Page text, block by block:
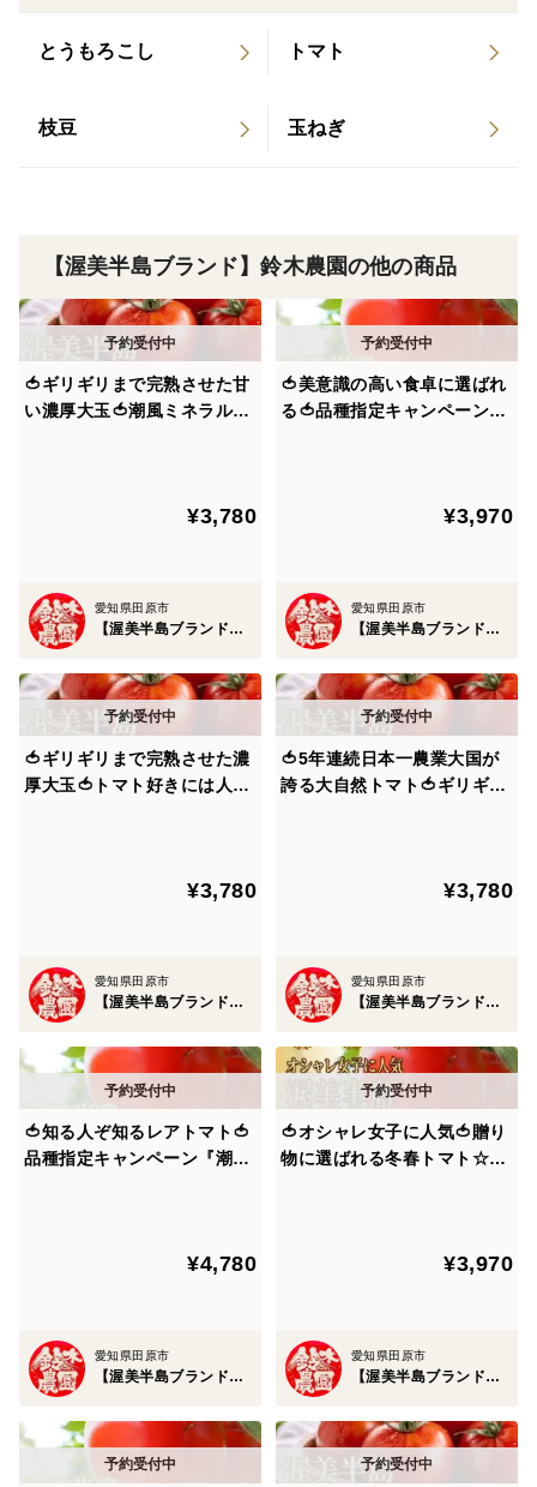
享受～
温暖な気候であり、日照時間・快晴日数は全国トップク
し、ミネラルをふんだんに含んだ海からの潮風の恩恵を
受けた作物は素材本来の濃厚な味わいを誇り、一度食べ
たらもう戻れないやみつき必至の食を堪能できます。
🍅渥美半島ブランドのヒミツ②🍅～収穫できるところか
一般的ですが、この渥美半島ブランドはそこから更にギ
なので、渥美半島ブランドからみれば、一般市場に出回
収穫タイミングが来ても、そこから更にもうひと押し、
ふた押し成熟させていくので、渥美半島ブランドが誇る
食べたら忘れられない体験をもたらしてくれます。
🍅渥美半島ブランドのヒミツ③🍅～【海外セレブ御用
達】食のエリートミシュランシェフも絶賛した渥美半島
ブランド～
【高糖度を実現する太陽の恵み】×【ミネラル豊富な潮
させ続けている食のエリートであるミシュランシェフが
「そもそもの素材の良さが段違い。何も手を加える必要
がない」と虜になるくらいの評価をしてくれています。
とうもろこし トマト
枝豆 玉ねぎ
【渥美半島ブランド】鈴木農園の他の商品
🍅ギリギリまで完熟させた甘
い濃厚大玉🍅潮風ミネラルト
¥3,780
愛知県田原市
【渥美半島ブランド】鈴木農園
🍅美意識の高い食卓に選ばれ
る🍅品種指定キャンペーン
れ】【12月下旬予約】¥3,970
愛知県田原市
【渥美半島ブランド】鈴木農園
🍅ギリギリまで完熟させた濃
厚大玉🍅トマト好きには人生
美半島ブランド』【朝どれ】
¥3,780
愛知県田原市
【渥美半島ブランド】鈴木農園
🍅5年連続日本一農業大国が
誇る大自然トマト🍅ギリギリ
結晶『渥美半島ブランド』
¥3,780
愛知県田原市
【渥美半島ブランド】鈴木農園
🍅知る人ぞ知るレアトマト🍅
品種指定キャンペーン『潮風
【朝どれ】【冬ギフト】【2
¥4,780
愛知県田原市
【渥美半島ブランド】鈴木農園
🍅オシャレ女子に人気🍅贈り
物に選ばれる冬春トマト☆品
ト・ご褒美に】【1月上旬予
¥3,970
愛知県田原市
【渥美半島ブランド】鈴木農園